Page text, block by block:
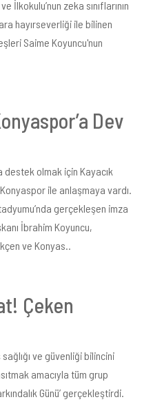
İlkokulu’nun zeka sınıflarının
hayırseverliği ile bilinen
Saime Koyuncu'nun
Dev
destek olmak için Kayacık
ile anlaşmaya vardı.
gerçekleşen imza
İbrahim Koyuncu,
ve Konyas..
Çeken
ve güvenliği bilincini
amacıyla tüm grup
Günü’ gerçekleştirdi.